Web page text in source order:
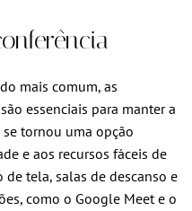
mais comum, as
essenciais para manter a
se tornou uma opção
e aos recursos fáceis de
tela, salas de descanso e
como o Google Meet e o